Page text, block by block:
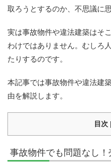
取ろうとするのか、不思議に
実は事故物件や違法建築はそ
わけではありません。むしろ
たりするのです。
本記事では事故物件や違法建
由を解説します。
目次
事故物件でも問題なし！